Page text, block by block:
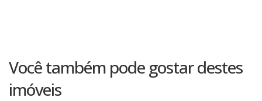
Você também pode gostar destes
imóveis